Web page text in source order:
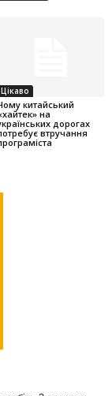
Цікаво
китайський
на
дорогах
втручання